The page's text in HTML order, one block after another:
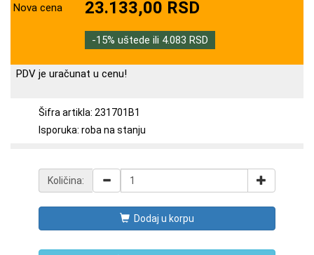
Nova cena 23.133,00 RSD
-15% uštede ili 4.083 RSD
PDV je uračunat u cenu!
Šifra artikla: 231701B1
Isporuka: roba na stanju
Količina:
Dodaj u korpu